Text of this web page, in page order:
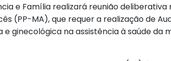
e Família realizará reunião
(PP-MA), que requer a realização de
ginecológica na assistência à saúde da